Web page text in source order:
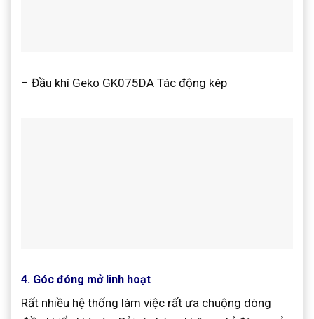
– Đầu khí Geko GK075DA Tác động kép
4. Góc đóng mở linh hoạt
Rất nhiều hệ thống làm việc rất ưa chuộng dòng